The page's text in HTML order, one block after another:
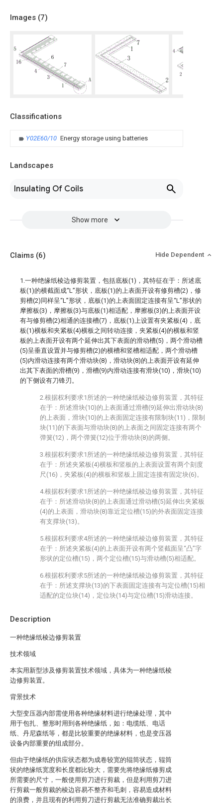
Images (7)
Classifications
Y02E60/10 Energy storage using batteries
Landscapes
Insulating Of Coils
Show more
Description
一种绝缘纸棱边修剪装置
技术领域
本实用新型涉及修剪装置技术领域，具体为一种绝缘纸棱
边修剪装置。
背景技术
大型变压器内部需使用各种绝缘材料进行绝缘处理，其中
用于包扎、整形时用到各种绝缘纸，如：电缆纸、电话
纸、丹尼森纸等，都是比较重要的绝缘材料，也是变压器
设备内部重要的组成部分。
但由于绝缘纸的供应状态都为成卷较宽的辊筒状态，辊筒
状的绝缘纸宽度和长度都比较大，需要先将绝缘纸修剪成
所需要的尺寸，一般使用剪刀进行剪裁，但是利用剪刀进
行剪裁一般剪裁的棱边容易不整齐和毛刺，容易造成材料
的浪费，并且现有的利用剪刀进行剪裁无法准确剪裁出长
Claims (6) Hide Dependent
1.一种绝缘纸棱边修剪装置，包括底板(1)，其特征在于：所述底
板(1)的横截面成“L”形状，底板(1)的上表面开设有修剪槽(2)，修
剪槽(2)同样呈“L”形状，底板(1)的上表面固定连接有呈“L”形状的
摩擦板(3)，摩擦板(3)与底板(1)相适配，摩擦板(3)的上表面开设
有与修剪槽(2)相通的连接槽(7)，底板(1)上设置有夹紧板(4)，底
板(1)横板和夹紧板(4)横板之间转动连接，夹紧板(4)的横板和竖
板的上表面开设有两个延伸出其下表面的滑动槽(5)，两个滑动槽
(5)呈垂直设置并与修剪槽(2)的横槽和竖槽相适配，两个滑动槽
(5)内滑动连接有两个滑动块(8)，滑动块(8)的上表面开设有延伸
出其下表面的滑槽(9)，滑槽(9)内滑动连接有滑块(10)，滑块(10)
的下侧设有刀锋刃。
2.根据权利要求1所述的一种绝缘纸棱边修剪装置，其特征
在于：所述滑块(10)的上表面通过滑槽(9)延伸出滑动块(8)
的上表面，滑块(10)的上表面固定连接有限制块(11)，限制
块(11)的下表面与滑动块(8)的上表面之间固定连接有两个
弹簧(12)，两个弹簧(12)位于滑动块(8)的两侧。
3.根据权利要求1所述的一种绝缘纸棱边修剪装置，其特征
在于：所述夹紧板(4)横板和竖板的上表面设置有两个刻度
尺(16)，夹紧板(4)的横板和竖板上固定连接有固定块(6)。
4.根据权利要求1所述的一种绝缘纸棱边修剪装置，其特征
在于：所述滑动块(8)的上表面通过滑动槽(5)延伸出夹紧板
(4)的上表面，滑动块(8)靠近定位槽(15)的外表面固定连接
有支撑块(13)。
5.根据权利要求4所述的一种绝缘纸棱边修剪装置，其特征
在于：所述夹紧板(4)的上表面开设有两个竖截面呈“凸”字
形状的定位槽(15)，两个定位槽(15)与滑动槽(5)相适配。
6.根据权利要求5所述的一种绝缘纸棱边修剪装置，其特征
在于：所述支撑块(13)的下表面固定连接有与定位槽(15)相
适配的定位块(14)，定位块(14)与定位槽(15)滑动连接。